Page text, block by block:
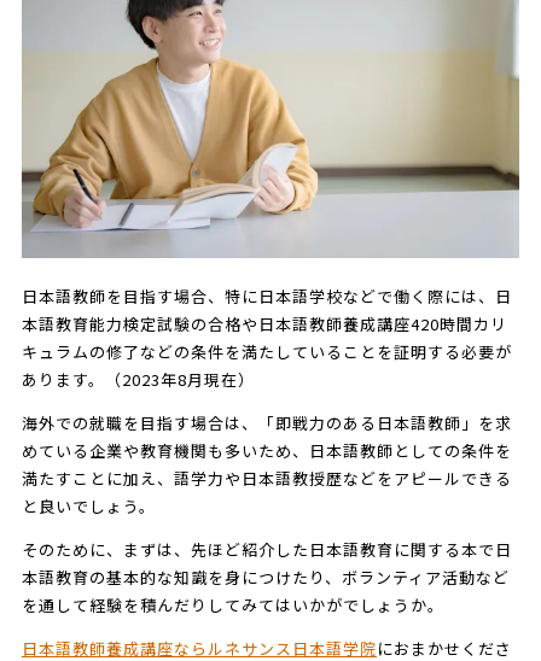
日本語教師を目指す場合、特に日本語学校などで働く際には、日
本語教育能力検定試験の合格や日本語教師養成講座420時間カリ
キュラムの修了などの条件を満たしていることを証明する必要が
あります。（2023年8月現在）
海外での就職を目指す場合は、「即戦力のある日本語教師」を求
めている企業や教育機関も多いため、日本語教師としての条件を
満たすことに加え、語学力や日本語教授歴などをアピールできる
と良いでしょう。
そのために、まずは、先ほど紹介した日本語教育に関する本で日
本語教育の基本的な知識を身につけたり、ボランティア活動など
を通して経験を積んだりしてみてはいかがでしょうか。
日本語教師養成講座ならルネサンス日本語学院におまかせくださ